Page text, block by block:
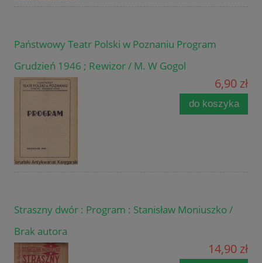
Państwowy Teatr Polski w Poznaniu Program
Grudzień 1946 ; Rewizor / M. W Gogol
6,90 zł
do koszyka
Straszny dwór : Program : Stanisław Moniuszko /
Brak autora
14,90 zł